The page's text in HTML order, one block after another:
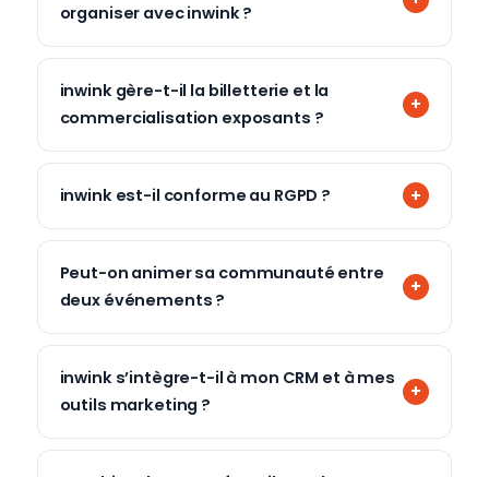
organiser avec inwink ?
inwink gère-t-il la billetterie et la
commercialisation exposants ?
inwink est-il conforme au RGPD ?
Peut-on animer sa communauté entre
deux événements ?
inwink s’intègre-t-il à mon CRM et à mes
outils marketing ?